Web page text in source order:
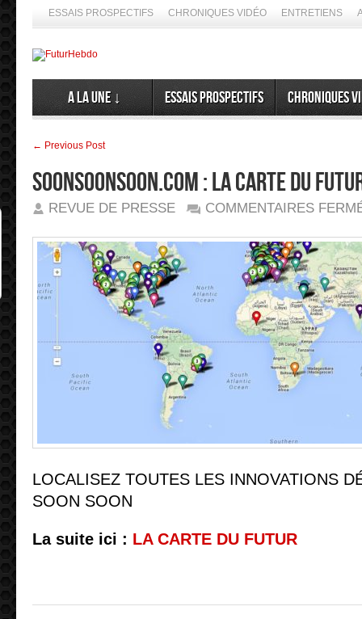
ESSAIS PROSPECTIFS CHRONIQUES VIDÉO ENTRETIENS
A la Une ↓ Essais prospectifs Chroniques
← Previous Post
soonsoonsoon.com : LA CARTE DU
REVUE DE PRESSE COMMENTAIRES
LOCALISEZ TOUTES LES INNOVATIONS
SOON SOON
La suite ici : LA CARTE DU FUTUR